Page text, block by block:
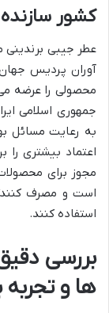
کشور
آوران پردیس
محصولی را عرضه
جمهوری اسلامی
به رعایت مسائل
اعتماد بیشتری
مجوز برای
است و مصرف
استفاده کنند.
بررسی
ها و تجربه